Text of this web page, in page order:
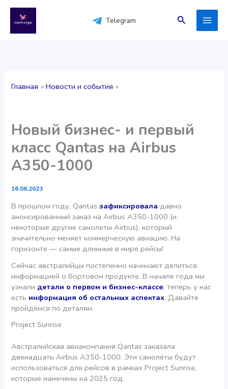
содержимому
Telegram Поиск
Главная Новости и события
Новый бизнес- и первый
класс Qantas на Airbus
A350-1000
16.06.2023
В прошлом году, Qantasзафиксировала давно
анонсированный заказ на Airbus A350-1000 (и
некоторые другие самолеты Airbus), который
значительно меняет коммерческую авиацию. На
горизонте — самые длинные в мире рейсы!
Сейчас австралийцы постепенно начинают делиться
информацией о бортовом продукте. В начале года мы
узнали детали о первом и бизнес-классе; теперь у нас
есть информация об остальных аспектах. Давайте
пройдёмся по деталям.
Project Sunrise
Австралийская авиакомпания Qantas заказала
двенадцать Airbus A350-1000. Эти самолёты будут
использоваться для рейсов в рамках Project Sunrise,
которые намечены на 2025 год.